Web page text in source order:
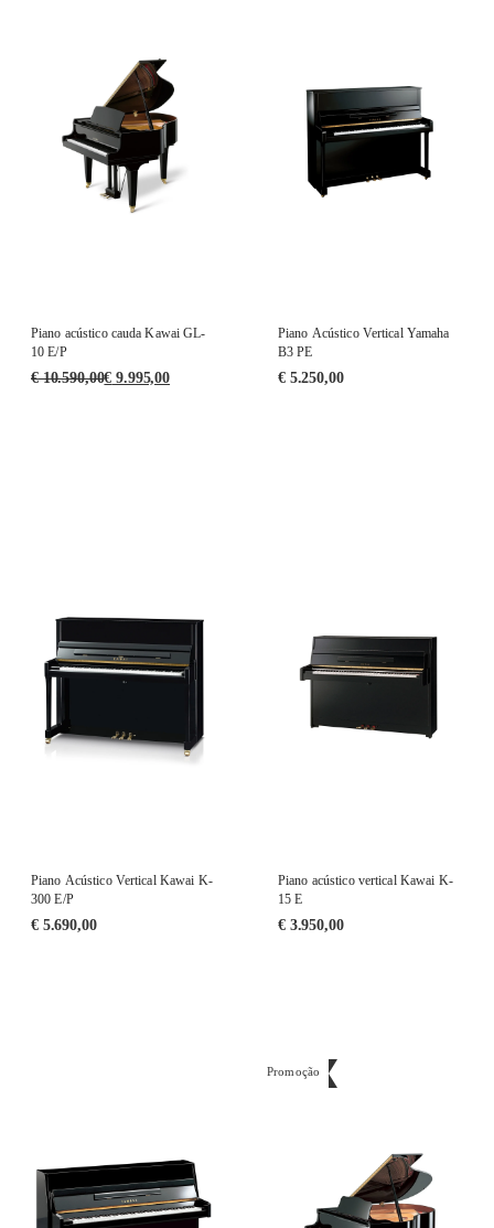
Piano acústico cauda Kawai GL-
10 E/P
€10.590,00€ 9.995,00
Piano Acústico Vertical Yamaha
B3 PE
€5.250,00
Piano Acústico Vertical Kawai K-
300 E/P
€5.690,00
Piano acústico vertical Kawai K-
15 E
€3.950,00
Promoção